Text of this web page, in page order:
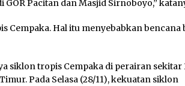
Pacitan dan Masjid Sirnoboyo,”
Cempaka. Hal itu menyebabkan bencana
siklon tropis Cempaka di perairan sekitar
Pada Selasa (28/11), kekuatan siklon